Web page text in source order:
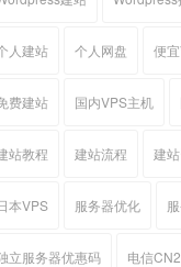
人建站 个人网盘 便
费建站 国内VPS主机
站教程 建站流程 建
本VPS 服务器优化
立服务器优惠码 电信CN2